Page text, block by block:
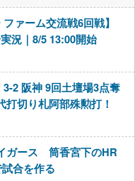
ァーム交流戦6回戦】
況｜8/5 13:00開始
2 阪神 9回土壇場3点奪
切り札阿部殊勲打！
ガース 筒香宮下のHR
合を作る